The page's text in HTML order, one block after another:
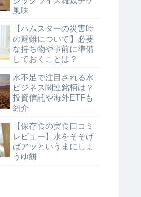
風味
【ハムスターの災害時
の避難について】必要
な持ち物や事前に準備
しておくことは？
水不足で注目される水
ビジネス関連銘柄は？
投資信託や海外ETFも
紹介
【保存食の実食口コミ
レビュー】水をそそげ
ばアッというまにしょ
うゆ餅